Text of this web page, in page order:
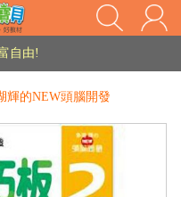
家長樂了!「風車書版集團暨FOOD超人企業總部」目前正興建中!
自由!
~
外購物流程說明』
輝的NEW頭腦開發